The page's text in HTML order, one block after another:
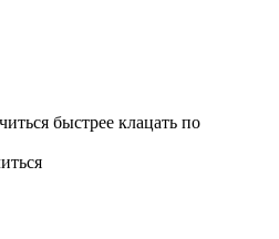
быстрее клацать по